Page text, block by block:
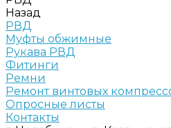
Назад
РВД
Муфты обжимные
Рукава РВД
Фитинги
Ремни
Ремонт винтовых
Опросные листы
Контакты